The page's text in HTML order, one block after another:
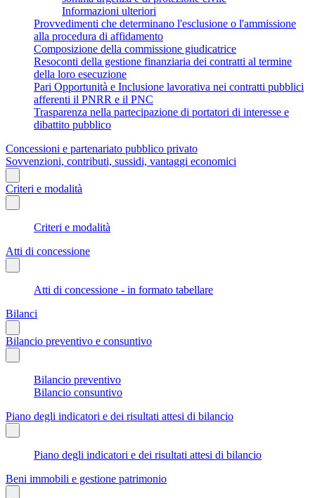
Informazioni ulteriori
Provvedimenti che determinano l'esclusione o l'ammissione
alla procedura di affidamento
Composizione della commissione giudicatrice
Resoconti della gestione finanziaria dei contratti al termine
della loro esecuzione
Pari Opportunità e Inclusione lavorativa nei contratti pubblici
afferenti il PNRR e il PNC
Trasparenza nella partecipazione di portatori di interesse e
dibattito pubblico
Concessioni e partenariato pubblico privato
Sovvenzioni, contributi, sussidi, vantaggi economici
Criteri e modalità
Criteri e modalità
Atti di concessione
Atti di concessione - in formato tabellare
Bilanci
Bilancio preventivo e consuntivo
Bilancio preventivo
Bilancio consuntivo
Piano degli indicatori e dei risultati attesi di bilancio
Piano degli indicatori e dei risultati attesi di bilancio
Beni immobili e gestione patrimonio